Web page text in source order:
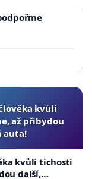
kvůli
až přibydou
auta!
kvůli tichosti
další,